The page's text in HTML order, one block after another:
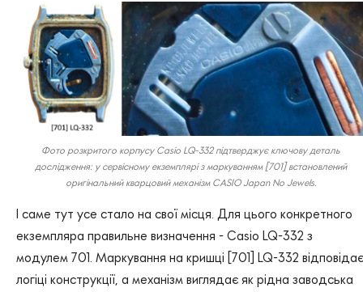
Фото розкритого корпусу Casio LQ-332 підтверджує ключову деталь
дослідження: у сервісному екземплярі з маркуванням [701] встановлений
оригінальний кварцовий механізм CASIO Japan No Jewels.
І саме тут усе стало на свої місця. Для цього конкретного
екземпляра правильне визначення - Casio LQ-332 з
модулем 701. Маркування на кришці [701] LQ-332 відповідає
логіці конструкції, а механізм виглядає як рідна заводська